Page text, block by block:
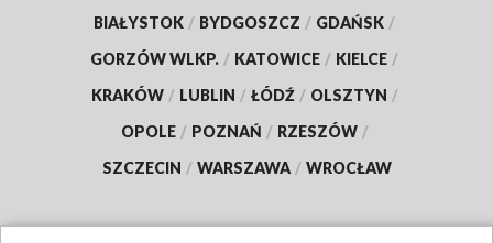
BIAŁYSTOK / BYDGOSZCZ / GDAŃSK /
GORZÓW WLKP. / KATOWICE / KIELCE /
KRAKÓW / LUBLIN / ŁÓDŹ / OLSZTYN /
OPOLE / POZNAŃ / RZESZÓW /
SZCZECIN / WARSZAWA / WROCŁAW